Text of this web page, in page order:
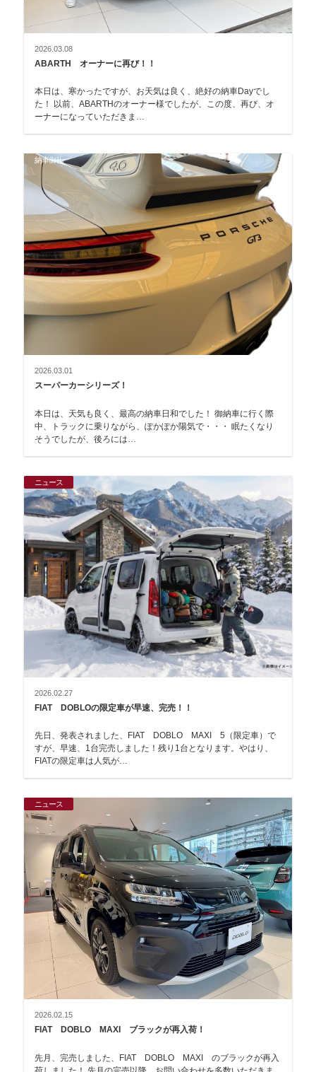
2026.03.08
ABARTH オーナーに再び！！
本日は、寒かったですが、お天気は良く、絶好の納車Dayでし
た！ 以前、ABARTHのオーナー様でしたが、この度、再び、オ
ーナーになっていただきま…
納車御礼
2026.03.01
スーパーカーシリーズ！
本日は、天気も良く、最高の納車日和でした！ 御納車に行く際
中、トラックに乗りながら、ぽかぽか陽気で・・・ 眠たくなり
そうでしたが、後ろには…
ニュース
2026.02.27
FIAT DOBLOの限定車が早速、完売！！
先日、発表されました、FIAT DOBLO MAXI 5（限定車）で
すが、早速、1台完売しました！残り1台となります。やはり、
FIATの限定車は人気が…
ニュース
2026.02.15
FIAT DOBLO MAXI ブラックが再入荷！
先月、完売しました、FIAT DOBLO MAXI のブラックが再入